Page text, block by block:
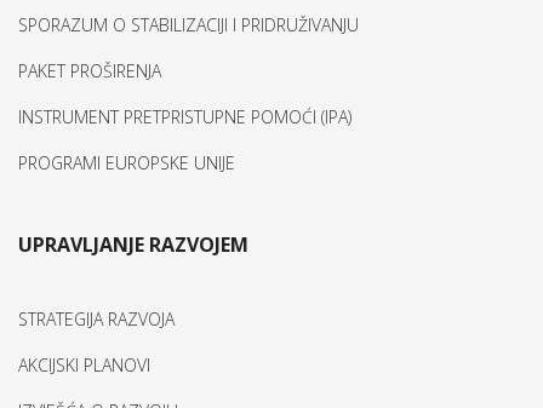
SPORAZUM O STABILIZACIJI I PRIDRUŽIVANJU
PAKET PROŠIRENJA
INSTRUMENT PRETPRISTUPNE POMOĆI (IPA)
PROGRAMI EUROPSKE UNIJE
UPRAVLJANJE RAZVOJEM
STRATEGIJA RAZVOJA
AKCIJSKI PLANOVI